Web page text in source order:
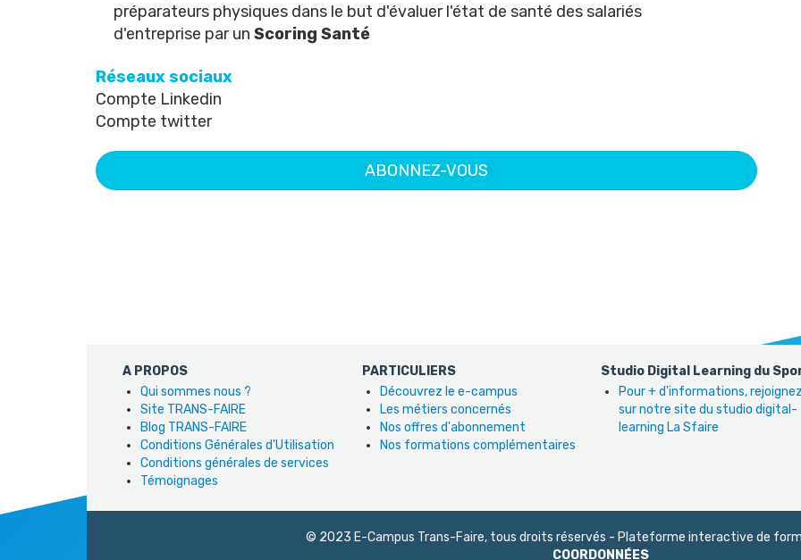
préparateurs physiques dans le but d'évaluer l'état de santé des salariés
d'entreprise par un Scoring Santé
Réseaux sociaux
Compte Linkedin
Compte twitter
ABONNEZ-VOUS
A PROPOS
Qui sommes nous ?
Site TRANS-FAIRE
Blog TRANS-FAIRE
Conditions Générales d'Utilisation
Conditions générales de services
Témoignages
PARTICULIERS
Découvrez le e-campus
Les métiers concernés
Nos offres d'abonnement
Nos formations complémentaires
Studio Digital Learning du
Pour + d'informations,
sur notre site du studio digital-
learning La Sfaire
© 2023 E-Campus Trans-Faire, tous droits réservés - Plateforme interactive de
COORDONNÉES